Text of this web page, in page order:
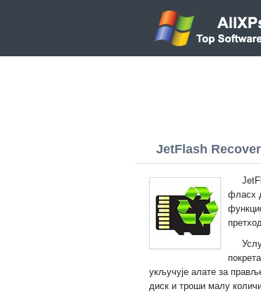
JetFlash
фласх
укључује алате за
диск и троши малу